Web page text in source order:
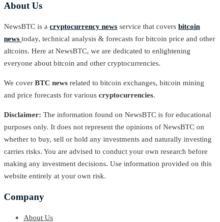
About Us
NewsBTC is a cryptocurrency news service that covers bitcoin
news today, technical analysis & forecasts for bitcoin price and other
altcoins. Here at NewsBTC, we are dedicated to enlightening
everyone about bitcoin and other cryptocurrencies.
We cover BTC news related to bitcoin exchanges, bitcoin mining
and price forecasts for various cryptocurrencies.
Disclaimer: The information found on NewsBTC is for educational
purposes only. It does not represent the opinions of NewsBTC on
whether to buy, sell or hold any investments and naturally investing
carries risks. You are advised to conduct your own research before
making any investment decisions. Use information provided on this
website entirely at your own risk.
Company
About Us